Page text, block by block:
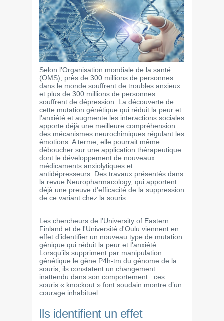
Selon l'Organisation mondiale de la santé
(OMS), près de 300 millions de personnes
dans le monde souffrent de troubles anxieux
et plus de 300 millions de personnes
souffrent de dépression. La découverte de
cette mutation génétique qui réduit la peur et
l'anxiété et augmente les interactions sociales
apporte déjà une meilleure compréhension
des mécanismes neurochimiques régulant les
émotions. A terme, elle pourrait même
déboucher sur une application thérapeutique
dont le développement de nouveaux
médicaments anxiolytiques et
antidépresseurs. Des travaux présentés dans
la revue Neuropharmacology, qui apportent
déjà une preuve d’efficacité de la suppression
de ce variant chez la souris.
Les chercheurs de l’University of Eastern
Finland et de l'Université d'Oulu viennent en
effet d’identifier un nouveau type de mutation
génique qui réduit la peur et l'anxiété.
Lorsqu’ils suppriment par manipulation
génétique le gène P4h-tm du génome de la
souris, ils constatent un changement
inattendu dans son comportement : ces
souris « knockout » font soudain montre d’un
courage inhabituel.
Ils identifient un effet